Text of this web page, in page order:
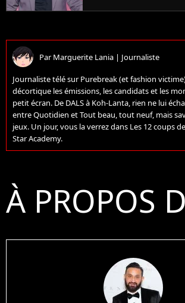
ParMarguerite Lania | Journaliste
Journaliste télé sur Purebreak (et fashion
décortique les émissions, les candidats et les
petit écran. De DALS à Koh-Lanta, rien ne lui
entre Quotidien et Tout beau, tout neuf, mais
jeux. Un jour, vous la verrez dans Les 12 coups
Star Academy.
À PROPOS